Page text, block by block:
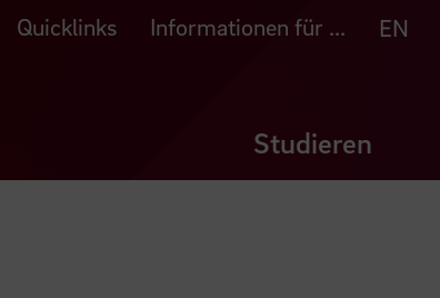
Quicklinks Informationen für ... EN
Studieren